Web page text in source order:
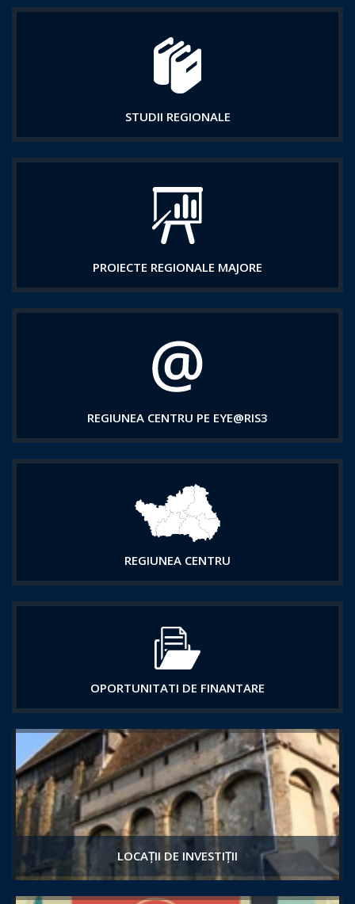
STUDII REGIONALE
PROIECTE REGIONALE MAJORE
REGIUNEA CENTRU PE EYE@RIS3
REGIUNEA CENTRU
OPORTUNITATI DE FINANTARE
LOCAȚII DE INVESTIȚII